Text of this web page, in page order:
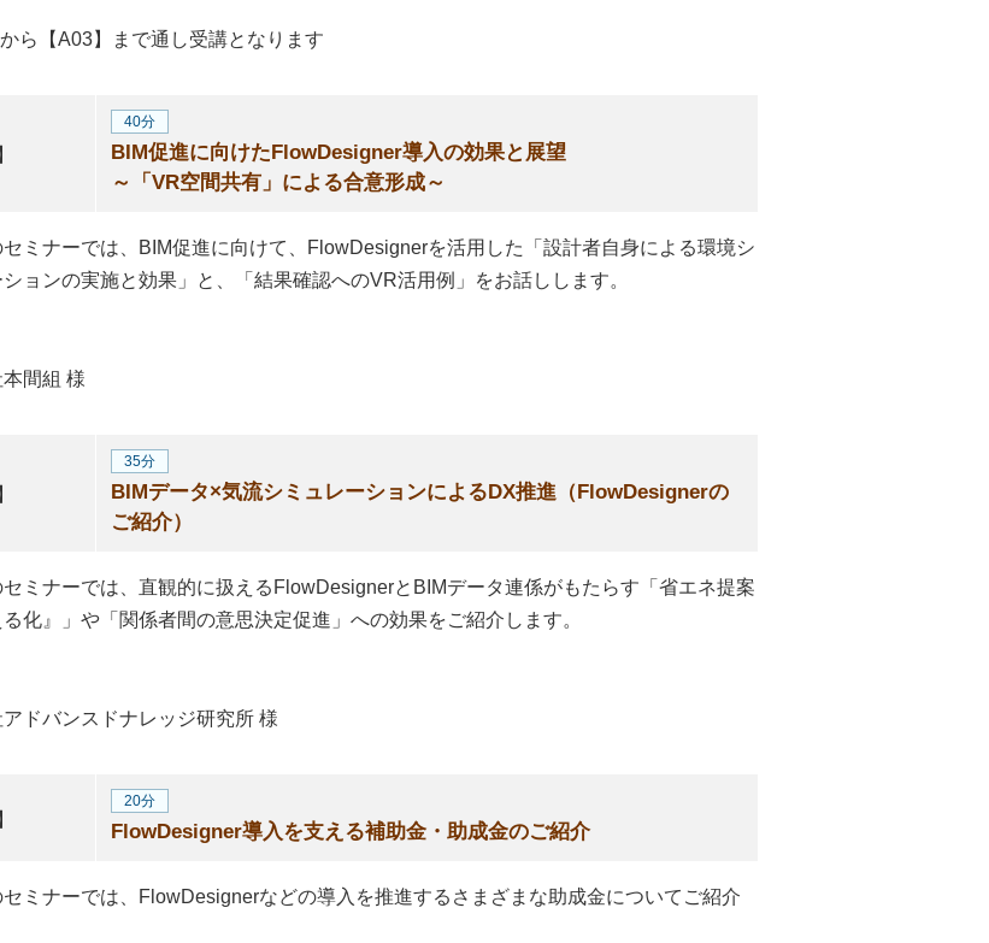
から【A03】まで通し受講となります
40分
BIM促進に向けたFlowDesigner導入の効果と展望
～「VR空間共有」による合意形成～
セミナーでは、BIM促進に向けて、FlowDesignerを活用した「設計者自身による環境シ
ションの実施と効果」と、「結果確認へのVR活用例」をお話しします。
間組 様
35分
BIMデータ×気流シミュレーションによるDX推進（FlowDesignerの
ご紹介）
セミナーでは、直観的に扱えるFlowDesignerとBIMデータ連係がもたらす「省エネ提案
化』」や「関係者間の意思決定促進」への効果をご紹介します。
ドバンスドナレッジ研究所 様
20分
FlowDesigner導入を支える補助金・助成金のご紹介
セミナーでは、FlowDesignerなどの導入を推進するさまざまな助成金についてご紹介